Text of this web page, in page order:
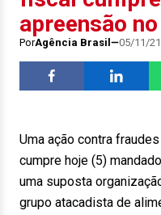
apreensão
PorAgência Brasil 05/11/
Uma ação contra
cumpre hoje (5)
uma suposta
grupo atacadista de